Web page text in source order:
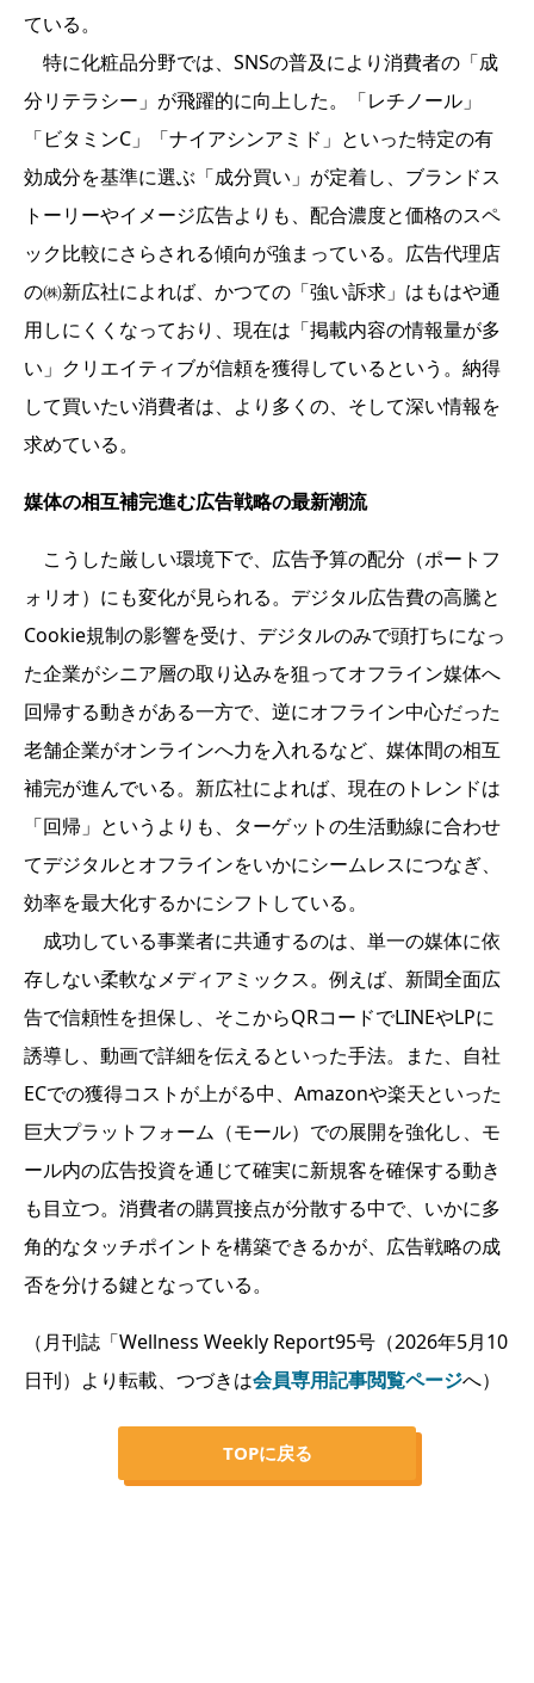
ている。
特に化粧品分野では、SNSの普及により消費者の「成
分リテラシー」が飛躍的に向上した。「レチノール」
「ビタミンC」「ナイアシンアミド」といった特定の有
効成分を基準に選ぶ「成分買い」が定着し、ブランドス
トーリーやイメージ広告よりも、配合濃度と価格のスペ
ック比較にさらされる傾向が強まっている。広告代理店
の㈱新広社によれば、かつての「強い訴求」はもはや通
用しにくくなっており、現在は「掲載内容の情報量が多
い」クリエイティブが信頼を獲得しているという。納得
して買いたい消費者は、より多くの、そして深い情報を
求めている。
媒体の相互補完進む広告戦略の最新潮流
こうした厳しい環境下で、広告予算の配分（ポートフ
ォリオ）にも変化が見られる。デジタル広告費の高騰と
Cookie規制の影響を受け、デジタルのみで頭打ちになっ
た企業がシニア層の取り込みを狙ってオフライン媒体へ
回帰する動きがある一方で、逆にオフライン中心だった
老舗企業がオンラインへ力を入れるなど、媒体間の相互
補完が進んでいる。新広社によれば、現在のトレンドは
「回帰」というよりも、ターゲットの生活動線に合わせ
てデジタルとオフラインをいかにシームレスにつなぎ、
効率を最大化するかにシフトしている。
成功している事業者に共通するのは、単一の媒体に依
存しない柔軟なメディアミックス。例えば、新聞全面広
告で信頼性を担保し、そこからQRコードでLINEやLPに
誘導し、動画で詳細を伝えるといった手法。また、自社
ECでの獲得コストが上がる中、Amazonや楽天といった
巨大プラットフォーム（モール）での展開を強化し、モ
ール内の広告投資を通じて確実に新規客を確保する動き
も目立つ。消費者の購買接点が分散する中で、いかに多
角的なタッチポイントを構築できるかが、広告戦略の成
否を分ける鍵となっている。
（月刊誌「Wellness Weekly Report95号（2026年5月10
日刊）より転載、つづきは会員専用記事閲覧ページへ）
TOPに戻る